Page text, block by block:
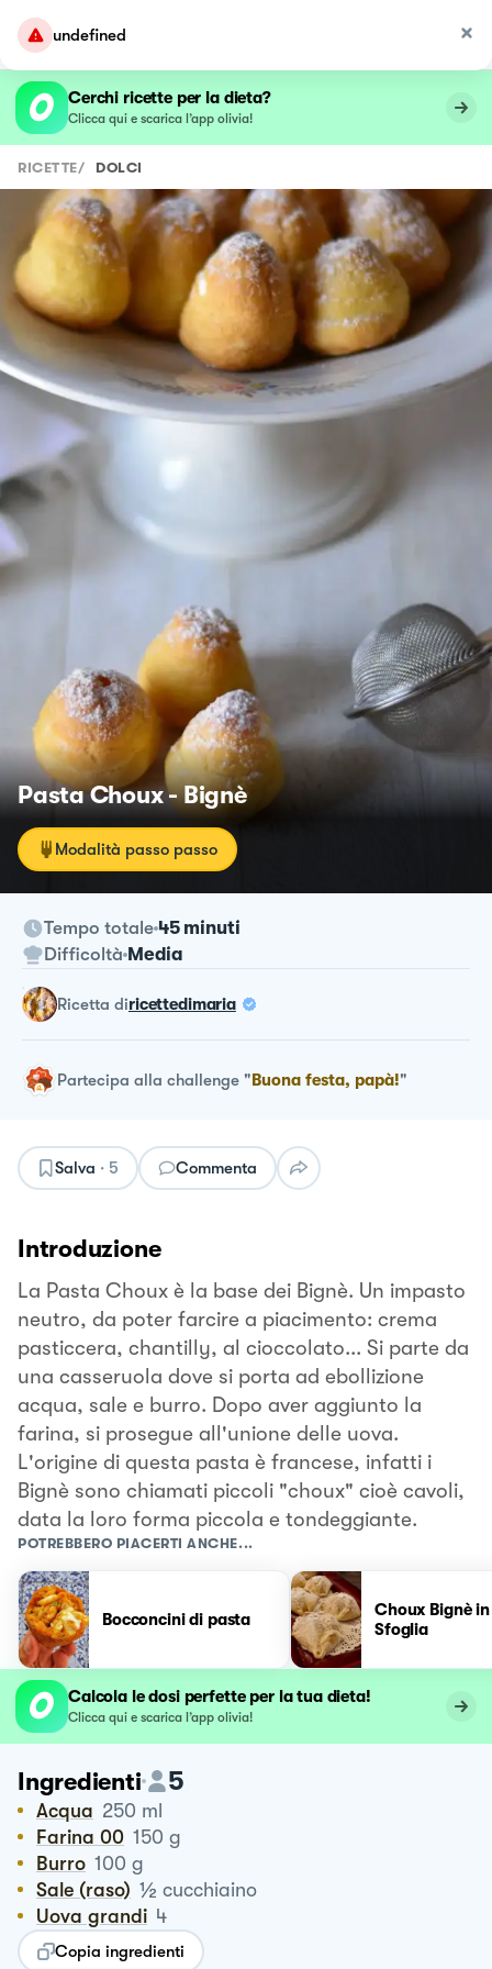
undefined
Cerchi ricette per la dieta?
Clicca qui e scarica l’app olivia!
RICETTE/ DOLCI
Pasta Choux - Bignè
Modalità passo passo
Tempo totale 45 minuti
Difficoltà Media
ricetta diricettedimaria
Partecipa alla challenge "Buona festa, papà!"
Salva · 5 Commenta
Introduzione
La Pasta Choux è la base dei Bignè. Un impasto
neutro, da poter farcire a piacimento: crema
pasticcera, chantilly, al cioccolato... Si parte da
una casseruola dove si porta ad ebollizione
acqua, sale e burro. Dopo aver aggiunto la
farina, si prosegue all'unione delle uova.
L'origine di questa pasta è francese, infatti i
Bignè sono chiamati piccoli "choux" cioè cavoli,
data la loro forma piccola e tondeggiante.
POTREBBERO PIACERTI ANCHE...
Bocconcini di pasta
Choux Bignè
Sfoglia
Calcola le dosi perfette per la tua dieta!
Clicca qui e scarica l’app olivia!
Ingredienti 5
Acqua 250 ml
Farina 00 150 g
Burro 100 g
Sale (raso) ½ cucchiaino
Uova grandi 4
Copia ingredienti